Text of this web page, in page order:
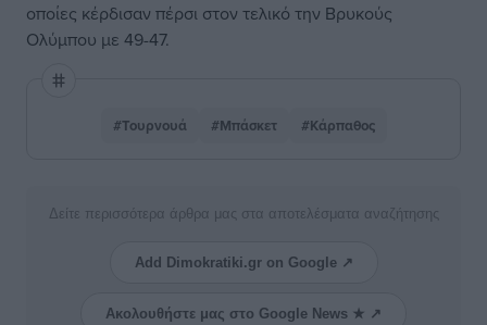
οποίες κέρδισαν πέρσι στον τελικό την Βρυκούς
Ολύμπου με 49-47.
#Τουρνουά #Μπάσκετ #Κάρπαθος
Δείτε περισσότερα άρθρα μας στα αποτελέσματα αναζήτησης
Add Dimokratiki.gr on Google ↗
Ακολουθήστε μας στο Google News ★ ↗